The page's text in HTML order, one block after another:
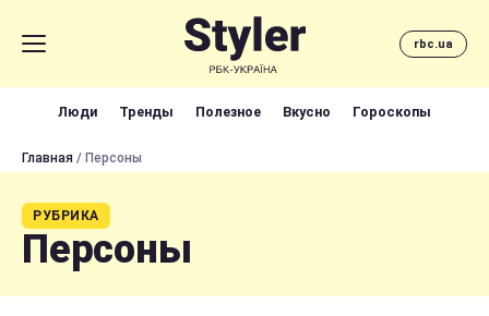
rbc.ua
Люди Тренды Полезное Вкусно Гороскопы
Главная / Персоны
РУБРИКА
Персоны